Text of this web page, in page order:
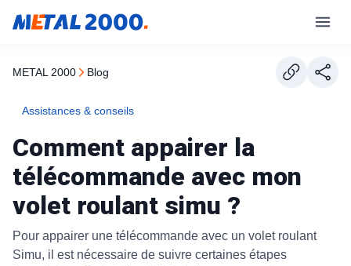
METAL 2000 blog
Assistances & conseils
Comment appairer la
télécommande avec mon
volet roulant simu ?
Pour appairer une télécommande avec un volet roulant
Simu, il est nécessaire de suivre certaines étapes